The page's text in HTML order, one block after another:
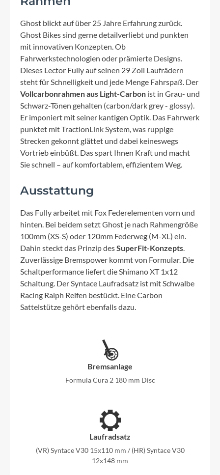
Ghost blickt auf über 25 Jahre Erfahrung zurück.
Ghost Bikes sind gerne detailverliebt und punkten
mit innovativen Konzepten. Ob
Fahrwerkstechnologien oder prämierte Designs.
Dieses Lector Fully auf seinen 29 Zoll Laufrädern
steht für Schnelligkeit und jede Menge Fahrspaß. Der
Vollcarbonrahmen aus Light-Carbon ist in Grau- und
Schwarz-Tönen gehalten (carbon/dark grey - glossy).
Er imponiert mit seiner kantigen Optik. Das Fahrwerk
punktet mit TractionLink System, was ruppige
Strecken gekonnt glättet und dabei keineswegs
Vortrieb einbüßt. Das spart Ihnen Kraft und macht
Sie schnell – auf komfortablem, effizientem Weg.
Ausstattung
Das Fully arbeitet mit Fox Federelementen vorn und
hinten. Bei beidem setzt Ghost je nach Rahmengröße
100mm (XS-S) oder 120mm Federweg (M-XL) ein.
Dahin steckt das Prinzip desSuperFit-Konzepts.
Zuverlässige Bremspower kommt von Formular. Die
Schaltperformance liefert die Shimano XT 1x12
Schaltung. Der Syntace Laufradsatz ist mit Schwalbe
Racing Ralph Reifen bestückt. Eine Carbon
Sattelstütze gehört ebenfalls dazu.
Bremsanlage
Formula Cura 2 180 mm Disc
Laufradsatz
(VR) Syntace V30 15x110 mm / (HR) Syntace V30
12x148 mm